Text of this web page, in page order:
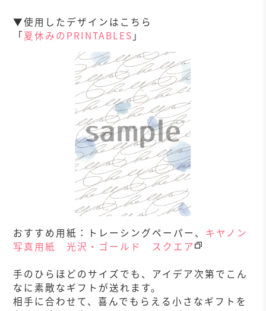
▼使用したデザインはこちら
「夏休みのPRINTABLES 」
おすすめ用紙：トレーシングペーパー、 キヤノン
写真用紙 光沢・ゴールド スクエア
手のひらほどのサイズでも、アイデア次第でこん
なに素敵なギフトが送れます。
相手に合わせて、喜んでもらえる小さなギフトを